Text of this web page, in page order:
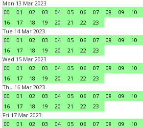
Mon 13 Mar 2023
00
01 02 03 04 05 06 07 08 09 10
16
17 18 19 20 21 22
23
Tue 14 Mar 2023
00
01 02 03 04 05 06 07 08 09 10
16
17 18 19 20 21 22
23
Wed 15 Mar 2023
00
01 02 03 04 05 06 07 08 09 10
16
17 18 19 20 21 22
23
Thu 16 Mar 2023
00
01 02 03 04 05 06 07 08 09 10
16
17 18 19 20 21 22
23
Fri 17 Mar 2023
00
01 02 03 04 05 06 07 08 09 10